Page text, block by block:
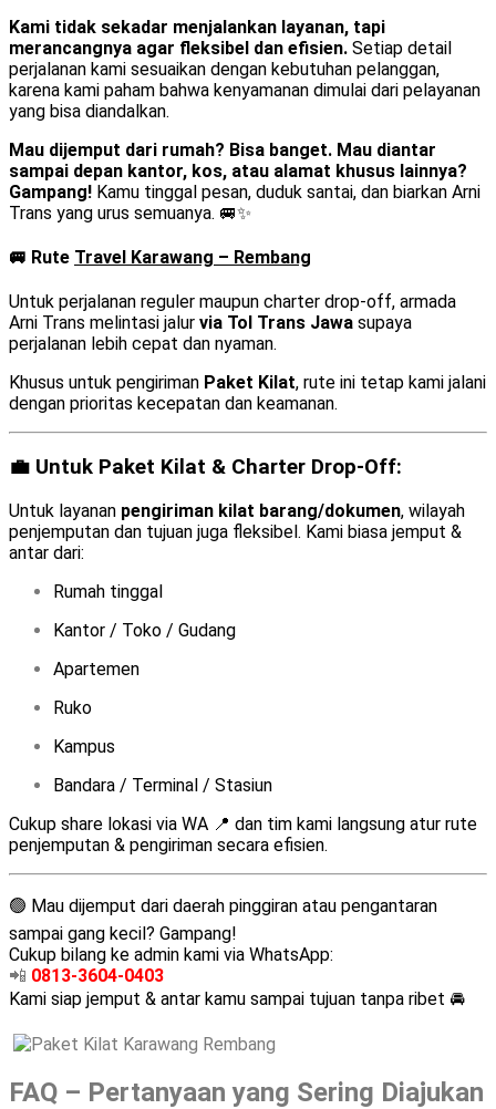
Kami tidak sekadar menjalankan layanan, tapi
merancangnya agar fleksibel dan efisien. Setiap detail
perjalanan kami sesuaikan dengan kebutuhan pelanggan,
karena kami paham bahwa kenyamanan dimulai dari pelayanan
yang bisa diandalkan.
Mau dijemput dari rumah? Bisa banget. Mau diantar
sampai depan kantor, kos, atau alamat khusus lainnya?
Gampang! Kamu tinggal pesan, duduk santai, dan biarkan Arni
Trans yang urus semuanya. 🚐✨
🚐 Rute Travel Karawang – Rembang
Untuk perjalanan reguler maupun charter drop-off, armada
Arni Trans melintasi jalur via Tol Trans Jawa supaya
perjalanan lebih cepat dan nyaman.
Khusus untuk pengiriman Paket Kilat, rute ini tetap kami jalani
dengan prioritas kecepatan dan keamanan.
💼 Untuk Paket Kilat & Charter Drop-Off:
Untuk layanan pengiriman kilat barang/dokumen, wilayah
penjemputan dan tujuan juga fleksibel. Kami biasa jemput &
antar dari:
Rumah tinggal
Kantor / Toko / Gudang
Apartemen
Ruko
Kampus
Bandara / Terminal / Stasiun
Cukup share lokasi via WA 📍 dan tim kami langsung atur rute
penjemputan & pengiriman secara efisien.
🟢 Mau dijemput dari daerah pinggiran atau pengantaran
sampai gang kecil? Gampang!
Cukup bilang ke admin kami via WhatsApp:
📲 0813-3604-0403
Kami siap jemput & antar kamu sampai tujuan tanpa ribet 🚘
FAQ – Pertanyaan yang Sering Diajukan